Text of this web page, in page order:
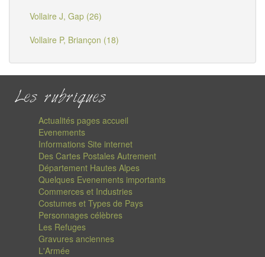
Vollaire J, Gap (26)
Vollaire P, Briançon (18)
Les rubriques
Actualités pages accueil
Evenements
Informations Site internet
Des Cartes Postales Autrement
Département Hautes Alpes
Quelques Evenements importants
Commerces et Industries
Costumes et Types de Pays
Personnages célèbres
Les Refuges
Gravures anciennes
L'Armée